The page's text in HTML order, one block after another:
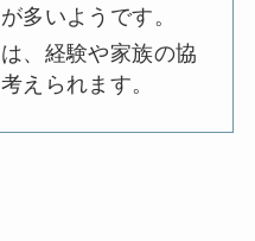
多いようです。
、経験や家族の協
えられます。